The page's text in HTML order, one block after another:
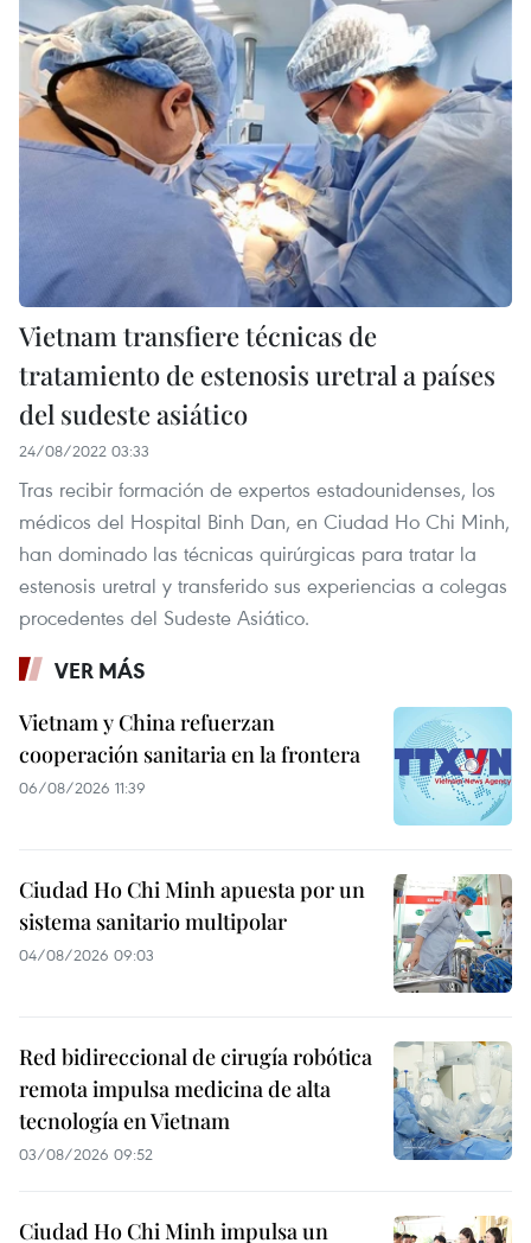
Vietnam transfiere técnicas de
tratamiento de estenosis uretral a países
del sudeste asiático
24/08/2022 03:33
Tras recibir formación de expertos estadounidenses, los
médicos del Hospital Binh Dan, en Ciudad Ho Chi Minh,
han dominado las técnicas quirúrgicas para tratar la
estenosis uretral y transferido sus experiencias a colegas
procedentes del Sudeste Asiático.
VER MÁS
Vietnam y China refuerzan
cooperación sanitaria en la frontera
06/08/2026 11:39
Ciudad Ho Chi Minh apuesta por un
sistema sanitario multipolar
04/08/2026 09:03
Red bidireccional de cirugía robótica
remota impulsa medicina de alta
tecnología en Vietnam
03/08/2026 09:52
Ciudad Ho Chi Minh impulsa un